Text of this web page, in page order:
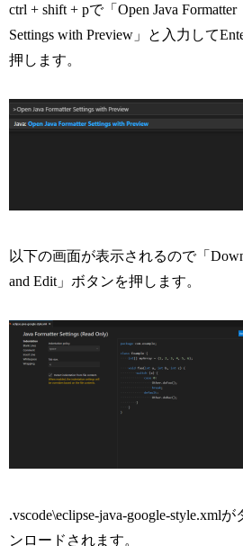
ctrl + shift + pで「Open Java Formatter
Settings with Preview」と入力して
押します。
以下の画面が表示されるので「
and Edit」ボタンを押します。
.vscode\eclipse-java-google-style.xmlが
ンロードされます。